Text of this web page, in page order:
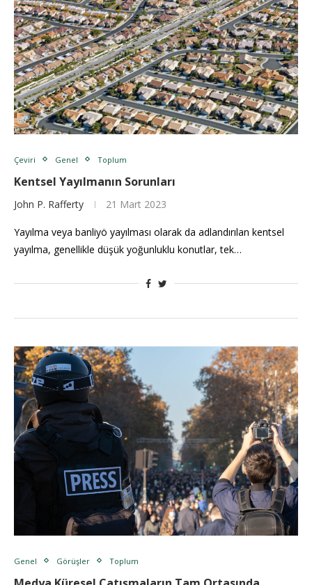
Çeviri Genel Toplum
Kentsel Yayılmanın Sorunları
John P. Rafferty 21 Mart 2023
Yayılma veya banliyö yayılması olarak da adlandırılan kentsel
yayılma, genellikle düşük yoğunluklu konutlar, tek…
Genel Görüşler Toplum